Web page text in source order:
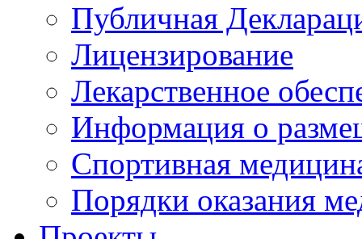
Публичная
Лицензирование
Лекарственное
Информация о
Спортивная
Порядки оказания